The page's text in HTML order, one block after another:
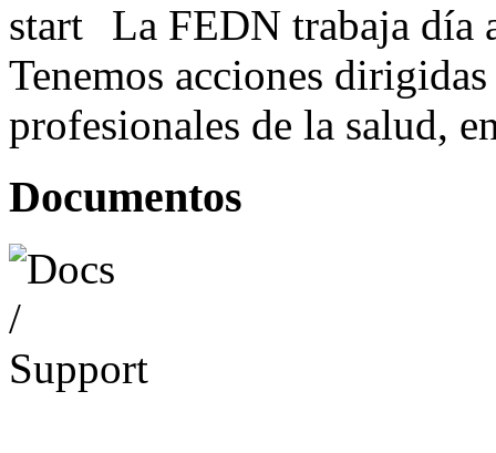
La FEDN trabaja día
Tenemos acciones
profesionales de la salud,
Documentos